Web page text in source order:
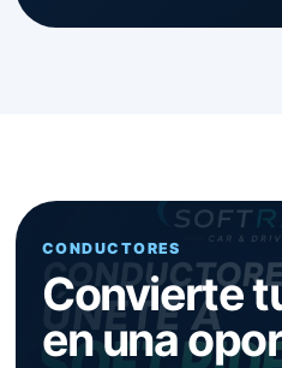
CONDUCTORES
Convierte
en una